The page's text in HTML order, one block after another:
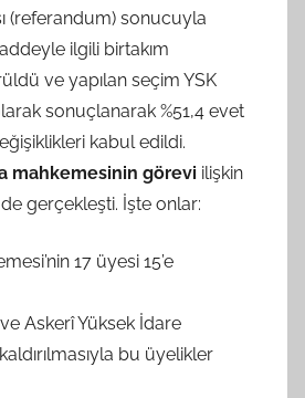
(referandum) sonucuyla
ilgili birtakım
ve yapılan seçim YSK
sonuçlanarak %51,4 evet
kabul edildi.
mahkemesinin görevi ilişkin
gerçekleşti. İşte onlar:
17 üyesi 15’e
Askerî Yüksek İdare
bu üyelikler